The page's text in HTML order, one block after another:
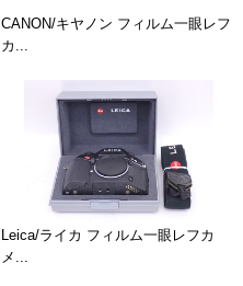
CANON/キヤノン フィルム一眼レフ
カ...
Leica/ライカ フィルム一眼レフカ
メ...